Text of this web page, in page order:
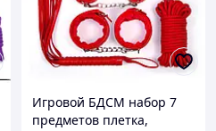
Игровой БДСМ набор 7
предметов плетка,